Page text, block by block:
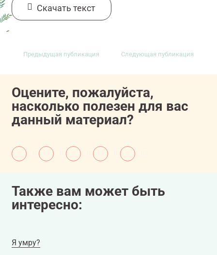
Cкачать текст
Предыдущая публикация Следующая публикация
Оцените, пожалуйста,
насколько полезен для вас
данный материал?
Также вам может быть
интересно:
Я умру?